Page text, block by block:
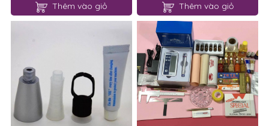
Thêm vào giỏ Thêm vào giỏ